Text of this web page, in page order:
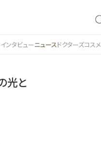
インタビューニュースドクターズコスメ
光と